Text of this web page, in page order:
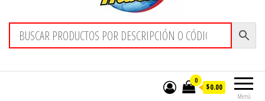
Distribucion Masiva
Menú
0
$0.00